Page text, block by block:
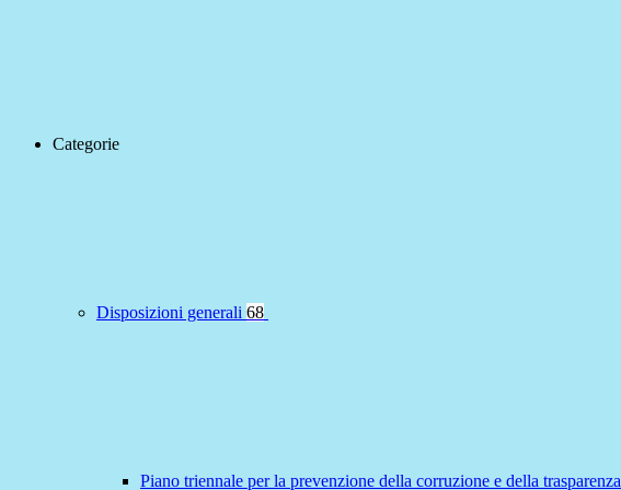
Categorie
Disposizioni generali 68
Piano triennale per la prevenzione della corruzione e della trasparenza